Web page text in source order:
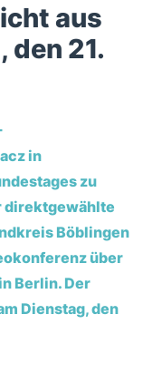
aus
den 21.
in
zu
direktgewählte
Böblingen
über
Berlin. Der
Dienstag, den